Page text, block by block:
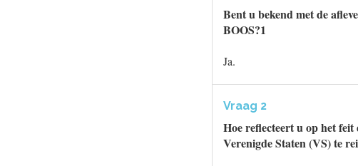
Bent u bekend met de
BOOS?1
Ja.
Vraag 2
Hoe reflecteert u op het
Verenigde Staten (VS) te